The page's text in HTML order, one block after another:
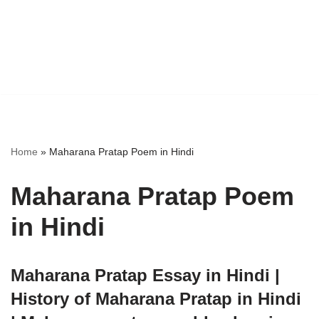
Home » Maharana Pratap Poem in Hindi
Maharana Pratap Poem
in Hindi
Maharana Pratap Essay in Hindi |
History of Maharana Pratap in Hindi